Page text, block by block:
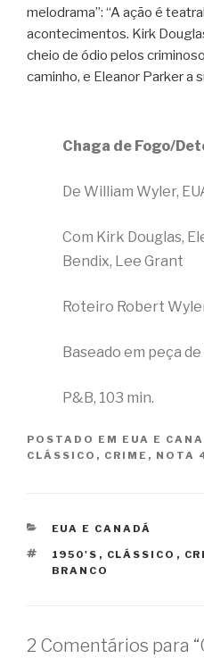
melodrama”: “A ação é
acontecimentos. Kirk
cheio de ódio pelos
caminho, e Eleanor Parker a
Chaga de Fogo/
De William Wyler,
Com Kirk Douglas,
Bendix, Lee Grant
Roteiro Robert
Baseado em peça
P&B, 103 min.
POSTADO EM EUA E
CLÁSSICO , CRIME , NOTA
CATEGORIAS
EUA E CANADÁ
TAGS
1950'S , CLÁSSICO ,
BRANCO
2 Comentários para